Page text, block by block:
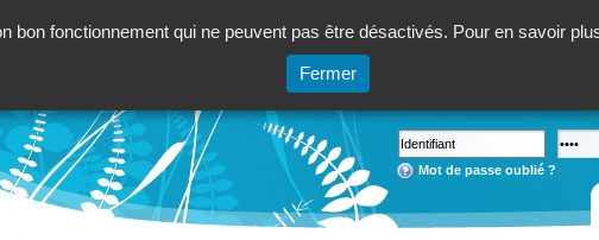
bon fonctionnement qui ne peuvent pas être désactivés. Pour en savoir
Fermer
Mot de passe oublié ?